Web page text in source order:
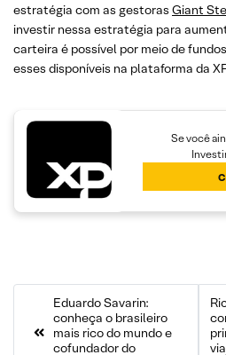
estratégia com as gestoras Giant
investir nessa estratégia para
carteira é possível por meio de
esses disponíveis na plataforma da
Se você
Eduardo Savarin:
conheça o brasileiro
mais rico do mundo e
cofundador do